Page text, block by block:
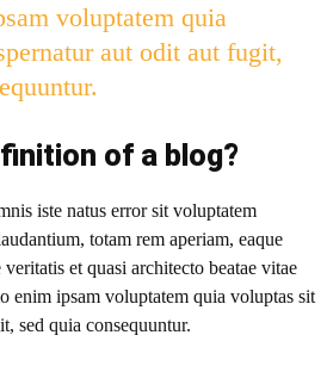
voluptatem quia
aut odit aut fugit,
of a blog?
iste natus error sit voluptatem
totam rem aperiam, eaque
et quasi architecto beatae vitae
enim ipsam voluptatem quia voluptas sit
sed quia consequuntur.